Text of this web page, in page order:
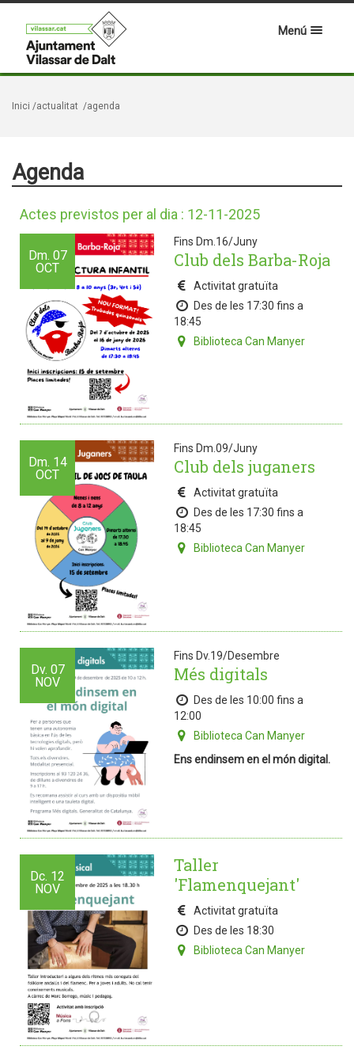
Menú
Inici /actualitat /agenda
Agenda
Actes previstos per al dia : 12-11-2025
Dm. 07
OCT
Fins Dm.16/Juny
Club dels Barba-Roja
Activitat gratuïta
Des de les 17:30 fins a
18:45
Biblioteca Can Manyer
Dm. 14
OCT
Fins Dm.09/Juny
Club dels juganers
Activitat gratuïta
Des de les 17:30 fins a
18:45
Biblioteca Can Manyer
Dv. 07
NOV
Fins Dv.19/Desembre
Més digitals
Des de les 10:00 fins a
12:00
Biblioteca Can Manyer
Ens endinsem en el món digital.
Dc. 12
NOV
Taller
'Flamenquejant'
Activitat gratuïta
Des de les 18:30
Biblioteca Can Manyer